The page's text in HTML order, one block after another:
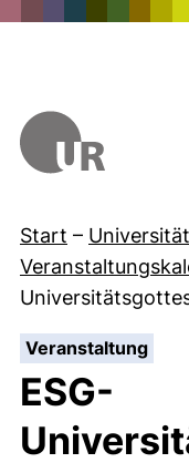
Start – Universität
Veranstaltung:
ESG-